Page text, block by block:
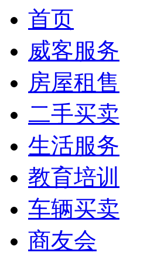
首页
威客服务
房屋租售
二手买卖
生活服务
教育培训
车辆买卖
商友会